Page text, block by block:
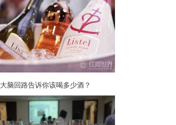
大脑回路告诉你该喝多少酒？